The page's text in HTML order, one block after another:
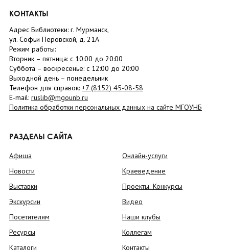
КОНТАКТЫ
Адрес Библиотеки: г. Мурманск,
ул. Софьи Перовской, д. 21А
Режим работы:
Вторник – пятница: с 10:00 до 20:00
Суббота – воскресенье: c 12:00 до 20:00
Выходной день – понедельник
Телефон для справок: +7 (8152) 45-08-58
E-mail: ruslib@mgounb.ru
Политика обработки персональных данных на сайте МГОУНБ
РАЗДЕЛЫ САЙТА
Афиша
Новости
Выставки
Экскурсии
Посетителям
Ресурсы
Каталоги
Онлайн-услуги
Краеведение
Проекты. Конкурсы
Видео
Наши клубы
Коллегам
Контакты